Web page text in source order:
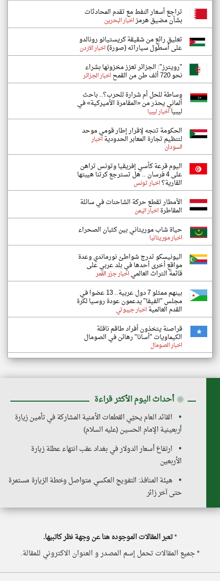
تراجع أسعار النفط مع تقدم المحادثات
بشأن مضيق هرمزاخبار البحرين
تعليق رائع من شقيقة كريستيانو رونالدو
على أسطول سياراته (صورة)اخبار الاردن
"رويترز": الجزائر تعزز مخزونها بشراء
نحو 720 ألف طن من القمح اخبار الجزائر
وساطة للحل أم شرارة للحرب؟.. باحث
ألماني يحذر من «المقامرة الأميركية» في
ليبيااخبار ليبيا
الحكومة تتجه لإقرار إطار قومي موحد
لتنظيم تجارة المعابر الحدوديةاخبار
السودان
اليوم قرعة كأسي إفريقيا وتونس تراهن
على 4 فرسان .. هل تسترجع كرتنا هيبتها
القارية؟اخبار تونس
الأمطار تقطع حركة الشاحنات في سائلة
المقاطرةاخبار اليمن
حياة شاب موريتاني بين كثبان الصحراء
اخبار موريتانيا
اليونيسكو تدرج شواطئ نورماندي وعدة
مواقع أخرى أحدها في بلد عربي على
قائمة التراث العالمياخبار جزر القمر
بينهم ممثلو 7 دول عربية.. 13 عضوا في
مجلس "الفيفا" يدعمون عودة روسيا لكرة
القدم العالميةاخبار جيبوتي
قراصنة يتخذون أفراد طاقم ناقلة
الكيماويات "أسانا" رهائن في الصومال
اخبار الصومال
◉ أحداث اليوم الأكثر قراءة
القائد العام يحيّي القطعات الأمنية المشاركة في تأمين زيارة
أربعينية الإمام الحسين (عليه السلام)
ارتفاع أسعار الدولار في بغداد عقب انتهاء عطلة زيارة
الأربعين
هيئة المنافذ: التفويج العكسي متواصل وخطة الزيارة مستمرة
حتى آخر زائر
*تعبر المقالات الموجوده هنا عن وجهة نظر كاتبيها.
* جميع المقالات تحمل إسم المصدر و العنوان الاكتروني للمقالة.